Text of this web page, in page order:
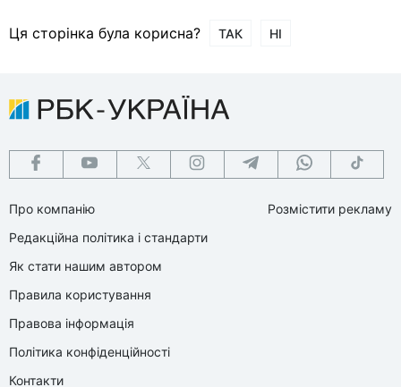
Ця сторінка була корисна? ТАК НІ
Про компанію
Редакційна політика і стандарти
Як стати нашим автором
Правила користування
Правова інформація
Політика конфіденційності
Контакти
Розмістити рекламу